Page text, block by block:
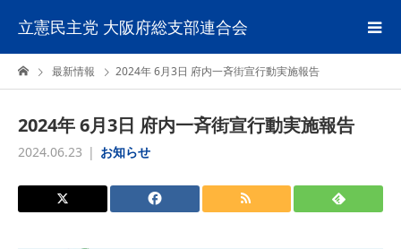
立憲民主党 大阪府総支部連合会
最新情報 2024年 6月3日 府内一斉街宣行動実施報告
2024年 6月3日 府内一斉街宣行動実施報告
2024.06.23 お知らせ